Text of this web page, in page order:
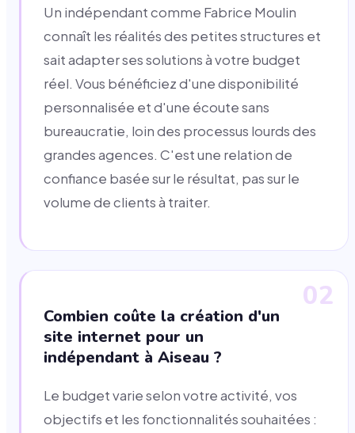
Un indépendant comme Fabrice Moulin
connaît les réalités des petites structures et
sait adapter ses solutions à votre budget
réel. Vous bénéficiez d'une disponibilité
personnalisée et d'une écoute sans
bureaucratie, loin des processus lourds des
grandes agences. C'est une relation de
confiance basée sur le résultat, pas sur le
volume de clients à traiter.
02
Combien coûte la création d'un
site internet pour un
indépendant à Aiseau ?
Le budget varie selon votre activité, vos
objectifs et les fonctionnalités souhaitées :